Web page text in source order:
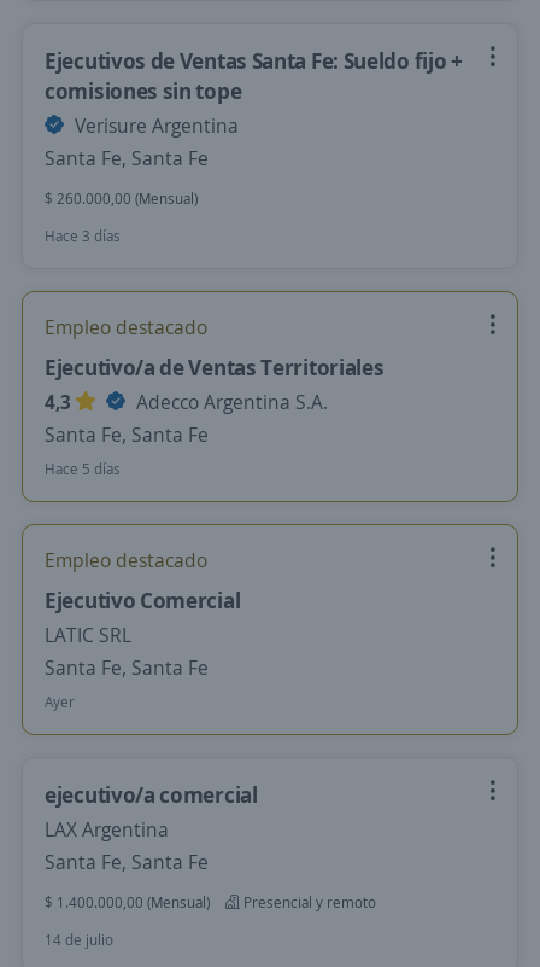
Ejecutivos de Ventas Santa Fe: Sueldo fijo +
comisiones sin tope
Verisure Argentina
Santa Fe, Santa Fe
$ 260.000,00 (Mensual)
Hace 3 días
Empleo destacado
Ejecutivo/a de Ventas Territoriales
4,3
Adecco Argentina S.A.
Santa Fe, Santa Fe
Hace 5 días
Empleo destacado
Ejecutivo Comercial
LATIC SRL
Santa Fe, Santa Fe
Ayer
ejecutivo/a comercial
LAX Argentina
Santa Fe, Santa Fe
$ 1.400.000,00 (Mensual)
Presencial y remoto
14 de julio